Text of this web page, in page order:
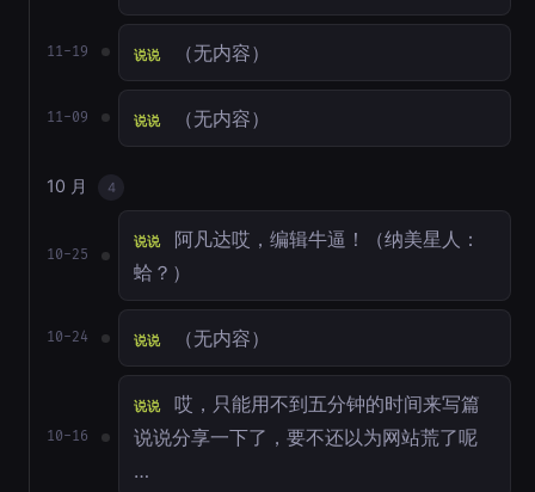
11-19 说说 （无内容）
11-09 说说 （无内容）
10 月 4
10-25
说说
阿凡达哎，编辑牛逼！（纳美星人：
蛤？）
10-24 说说 （无内容）
10-16
说说
哎，只能用不到五分钟的时间来写篇
说说分享一下了，要不还以为网站荒了呢
…